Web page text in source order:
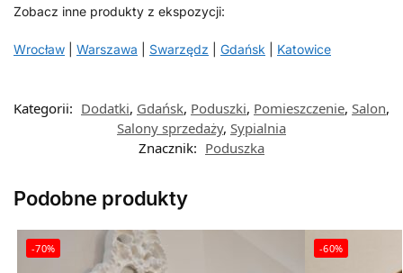
Zobacz inne produkty z ekspozycji:
Wrocław Warszawa Swarzędz Gdańsk Katowice
Kategorii: Dodatki, Gdańsk, Poduszki, Pomieszczenie, Salon,
Salony sprzedaży, Sypialnia
Znacznik: Poduszka
Podobne produkty
-70% -60%